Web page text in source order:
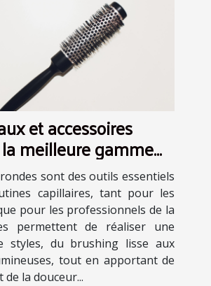
et accessoires
la meilleure gamme
ronde en plastique
sont des outils essentiels
capillaires, tant pour les
pour les professionnels de la
permettent de réaliser une
styles, du brushing lisse aux
tout en apportant de
de la douceur...